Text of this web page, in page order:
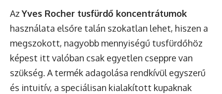
AzYves Rocher tusfürdő koncentrátumok
használata elsőre talán szokatlan lehet, hiszen a
megszokott, nagyobb mennyiségű tusfürdőhöz
képest itt valóban csak egyetlen cseppre van
szükség. A termék adagolása rendkívül egyszerű
és intuitív, a speciálisan kialakított kupaknak